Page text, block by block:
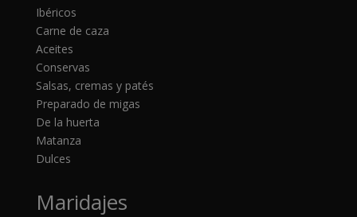
Ibéricos
Carne de caza
Aceites
Conservas
Salsas, cremas y patés
Preparado de migas
De la huerta
Matanza
Dulces
Maridajes